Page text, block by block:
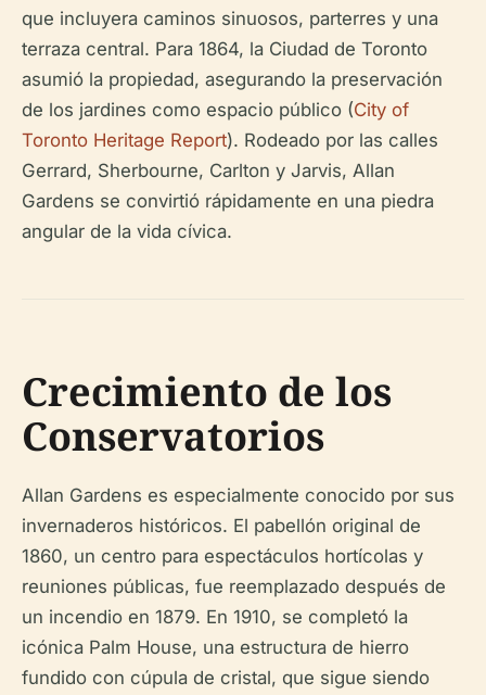
que incluyera caminos sinuosos, parterres y una
terraza central. Para 1864, la Ciudad de Toronto
asumió la propiedad, asegurando la preservación
de los jardines como espacio público (City of
Toronto Heritage Report). Rodeado por las calles
Gerrard, Sherbourne, Carlton y Jarvis, Allan
Gardens se convirtió rápidamente en una piedra
angular de la vida cívica.
Crecimiento de los
Conservatorios
Allan Gardens es especialmente conocido por sus
invernaderos históricos. El pabellón original de
1860, un centro para espectáculos hortícolas y
reuniones públicas, fue reemplazado después de
un incendio en 1879. En 1910, se completó la
icónica Palm House, una estructura de hierro
fundido con cúpula de cristal, que sigue siendo